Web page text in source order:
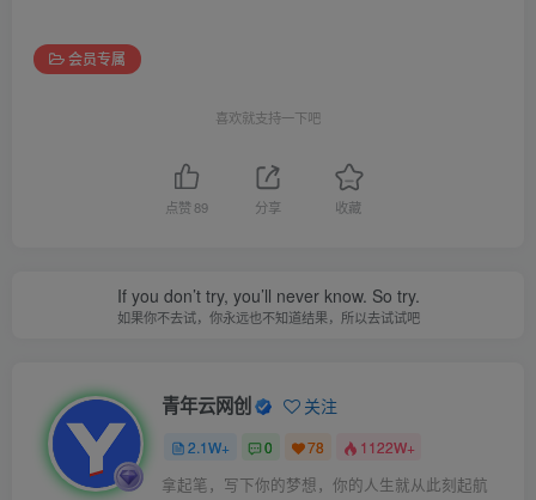
会员专属
喜欢就支持一下吧
点赞89 分享 收藏
If you don’t try, you’ll never know. So try.
如果你不去试，你永远也不知道结果，所以去试试吧
青年云网创 关注
2.1W+ 0 78 1122W+
拿起笔，写下你的梦想，你的人生就从此刻起航